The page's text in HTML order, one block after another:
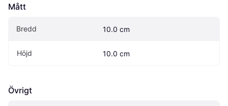
Mått
Bredd 10.0 cm
Höjd 10.0 cm
Övrigt